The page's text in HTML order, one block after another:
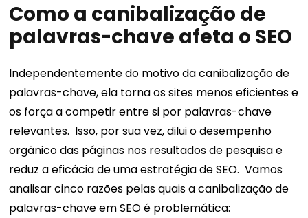
Como a canibalização de
palavras-chave afeta o SEO
Independentemente do motivo da canibalização de
palavras-chave, ela torna os sites menos eficientes e
os força a competir entre si por palavras-chave
relevantes. Isso, por sua vez, dilui o desempenho
orgânico das páginas nos resultados de pesquisa e
reduz a eficácia de uma estratégia de SEO. Vamos
analisar cinco razões pelas quais a canibalização de
palavras-chave em SEO é problemática: